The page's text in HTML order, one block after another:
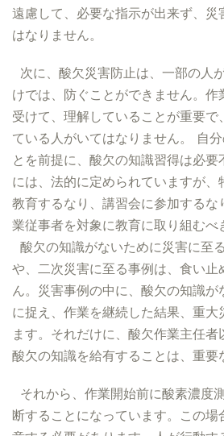
遠慮して、必要な指示が出来ず、災
はなりません。
次に、酸欠災害防止は、一部の人
けでは、防ぐことができません。作
受けて、理解していることが重要で
ている人がいてはなりません。 自
とを前提に、酸欠の知識習得は必
には、法的に定められていますが
教育するなり、講習会に参加するな
業従事者を対象に教育に取り組むべ
酸欠の知識がないために災害に至
や、二次災害に至る事例は、食い止
ん。災害事例の中に、酸欠の知識が
に捉え、作業を継続した結果、重大
ます。それだけに、酸欠作業主任
酸欠の知識を給有することは、重要
それから、作業開始前に酸素濃度
断することになっています。この場